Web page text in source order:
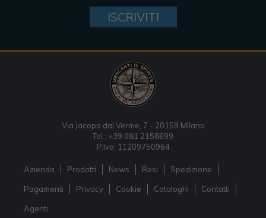
ISCRIVITI
Via Jacopo dal Verme, 7 - 20159 Milano
Tel.: +39 081 2158699
P.Iva: 11209750964
Azienda Prodotti News Resi Spedizione
Pagamenti Privacy Cookie Cataloghi Contatti
Agenti